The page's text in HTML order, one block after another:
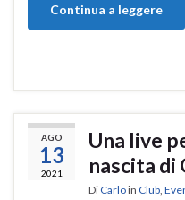
Continua a leggere
AGO
13
2021
Una live
nascita di
Di Carloin Club